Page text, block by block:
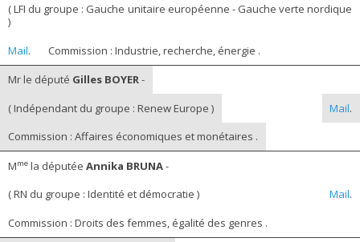
( LFI du groupe : Gauche unitaire européenne - Gauche verte nordique
)
Mail. Commission : Industrie, recherche, énergie .
Mr le député Gilles BOYER-
( Indépendant du groupe : Renew Europe )
Mail.
Commission : Affaires économiques et monétaires .
Mmela députée Annika BRUNA-
( RN du groupe : Identité et démocratie )
Mail.
Commission : Droits des femmes, égalité des genres .